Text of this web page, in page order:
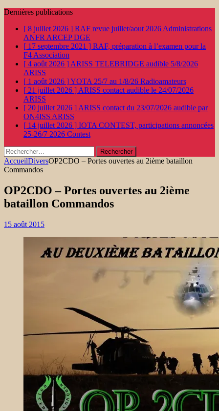
Dernières publications
[ 8 juillet 2026 ] RAF revue juillet/aout 2026 Administrations
ANFR ARCEP DGE
[ 17 septembre 2021 ] RAF, préparation à l’examen pour la
F4 Association
[ 4 août 2026 ] ARISS TELEBRIDGE audible 5/8/2026
ARISS
[ 1 août 2026 ]YOTA 25/7 au 1/8/26 Radioamateurs
[ 21 juillet 2026 ] ARISS contact audible le 24/07/2026
ARISS
[ 20 juillet 2026 ] ARISS contact du 23/07/2026 audible par
ON4ISS ARISS
[ 14 juillet 2026 ] IOTA CONTEST, participations annoncées
25-26/7 2026 Contest
Rechercher :
AccueilDiversOP2CDO – Portes ouvertes au 2ième bataillon
Commandos
OP2CDO – Portes ouvertes au 2ième
bataillon Commandos
15 août 2015